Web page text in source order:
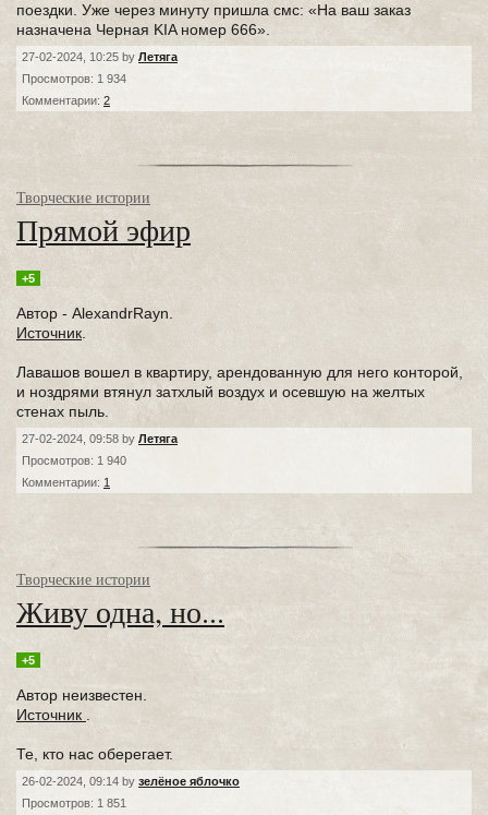
поездки. Уже через минуту пришла смс: «На ваш заказ
назначена Черная KIA номер 666».
27-02-2024, 10:25 by Летяга
Просмотров: 1 934
Комментарии: 2
Творческие истории
Прямой эфир⁠⁠
+5
Автор - AlexandrRayn.
Источник
Лавашов вошел в квартиру, арендованную для него конторой,
и ноздрями втянул затхлый воздух и осевшую на желтых
стенах пыль.
27-02-2024, 09:58 by Летяга
Просмотров: 1 940
Комментарии: 1
Творческие истории
Живу одна, но...
+5
Автор неизвестен.
Источник
Те, кто нас оберегает.
26-02-2024, 09:14 by зелёное яблочко
Просмотров: 1 851